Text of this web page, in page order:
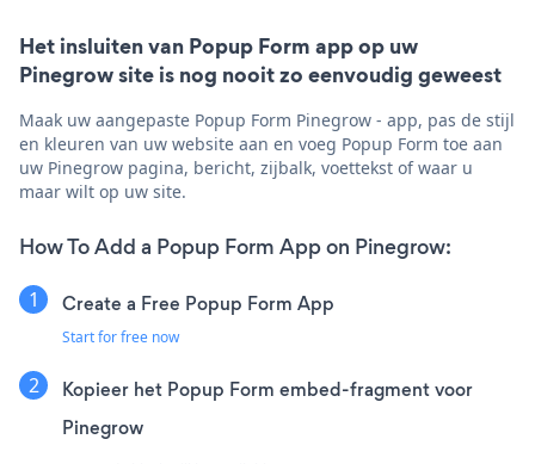
Het insluiten van Popup Form app op uw
Pinegrow site is nog nooit zo eenvoudig geweest
Maak uw aangepaste Popup Form Pinegrow - app, pas de stijl
en kleuren van uw website aan en voeg Popup Form toe aan
uw Pinegrow pagina, bericht, zijbalk, voettekst of waar u
maar wilt op uw site.
How To Add a Popup Form App on Pinegrow:
Create a Free Popup Form App
Start for free now
Kopieer het Popup Form embed-fragment voor
Pinegrow